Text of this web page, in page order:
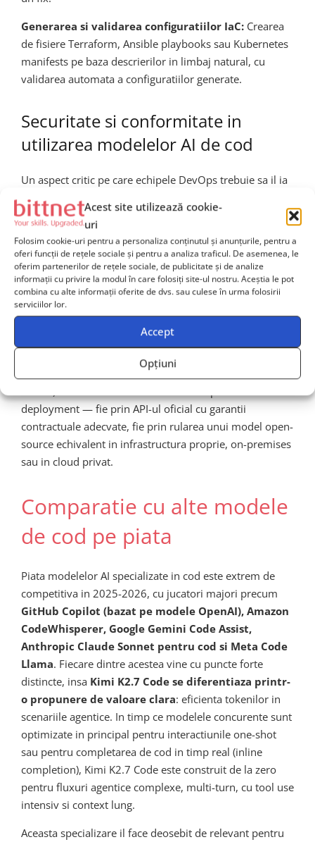
Acest site utilizează cookie-
uri
Folosim cookie-uri pentru a personaliza conținutul și anunțurile, pentru a
oferi funcții de rețele sociale și pentru a analiza traficul. De asemenea, le
oferim partenerilor de rețele sociale, de publicitate și de analize
informații cu privire la modul în care folosiți site-ul nostru. Aceștia le pot
combina cu alte informații oferite de dvs. sau culese în urma folosirii
serviciilor lor.
Accept
Opțiuni
Generarea si validarea configuratiilor IaC: Crearea
de fisiere Terraform, Ansible playbooks sau Kubernetes
manifests pe baza descrierilor in limbaj natural, cu
validarea automata a configuratiilor generate.
Securitate si conformitate in
utilizarea modelelor AI de cod
Un aspect critic pe care echipele DevOps trebuie sa il ia
in considerare atunci cand integreaza modele AI ca Kimi
K2.7 Code in fluxurile lor de lucru estesecuritatea si
conformitatea datelor
dintre cele mai sensibile active ale unei organizatii,
continand logica de business proprietara, credentiale
hardcodate accidental sau informatii despre arhitectura
interna a sistemelor. Este esential ca integrarea sa se
faca prin canale securizate, cu politici clare dedata
, fara a expune codul sensibil prin API-uri
publice fara masuri adecvate de protectie. Organizatiile
cu cerinte stricte de conformitate (GDPR, SOC2, ISO
deployment — fie prin API-ul oficial cu garantii
contractuale adecvate, fie prin rularea unui model open-
source echivalent in infrastructura proprie, on-premises
sau in cloud privat.
Comparatie cu alte modele
de cod pe piata
Piata modelelor AI specializate in cod este extrem de
competitiva in 2025-2026, cu jucatori majori precum
GitHub Copilot (bazat pe modele OpenAI), Amazon
CodeWhisperer, Google Gemini Code Assist,
Anthropic Claude Sonnet pentru cod si Meta Code
Llama. Fiecare dintre acestea vine cu puncte forte
distincte, insa Kimi K2.7 Code se diferentiaza printr-
o propunere de valoare clara: eficienta tokenilor in
scenariile agentice. In timp ce modelele concurente sunt
optimizate in principal pentru interactiunile one-shot
sau pentru completarea de cod in timp real (inline
completion), Kimi K2.7 Code este construit de la zero
pentru fluxuri agentice complexe, multi-turn, cu tool use
intensiv si context lung.
Aceasta specializare il face deosebit de relevant pentru